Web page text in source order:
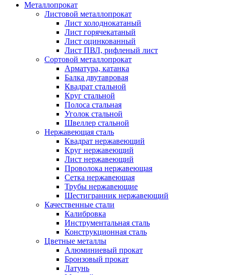
Металлопрокат
Листовой металлопрокат
Лист холоднокатаный
Лист горячекатаный
Лист оцинкованный
Лист ПВЛ, рифленый лист
Сортовой металлопрокат
Арматура, катанка
Балка двутавровая
Квадрат стальной
Круг стальной
Полоса стальная
Уголок стальной
Швеллер стальной
Нержавеющая сталь
Квадрат нержавеющий
Круг нержавеющий
Лист нержавеющий
Проволока нержавеющая
Сетка нержавеющая
Трубы нержавеющие
Шестигранник нержавеющий
Качественные стали
Калибровка
Инструментальная сталь
Конструкционная сталь
Цветные металлы
Алюминиевый прокат
Бронзовый прокат
Латунь